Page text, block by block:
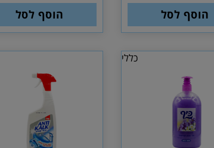
הוסף לסל הוסף לסל
כללי